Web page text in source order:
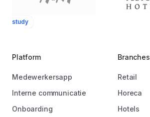
study
Platform
Medewerkersapp
Interne communicatie
Onboarding
Branches
Retail
Horeca
Hotels